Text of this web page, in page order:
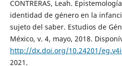
CONTRERAS, Leah.
identidad de género en la
sujeto del saber. Estudios de
México, v. 4, mayo, 2018.
http://dx.doi.org/10.24201/
2021.